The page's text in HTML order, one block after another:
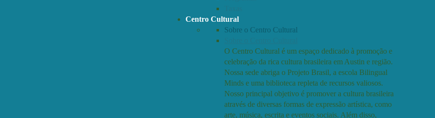
Centro Cultural
Sobre o Centro Cultural
O Centro Cultural é um espaço dedicado à promoção e
celebração da rica cultura brasileira em Austin e região.
Nossa sede abriga o Projeto Brasil, a escola Bilingual
Minds e uma biblioteca repleta de recursos valiosos.
Nosso principal objetivo é promover a cultura brasileira
através de diversas formas de expressão artística, como
arte, música, escrita e eventos sociais. Além disso,